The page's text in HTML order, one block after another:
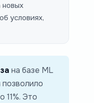
новых
условиях,
на базе ML
позволило
11%. Это